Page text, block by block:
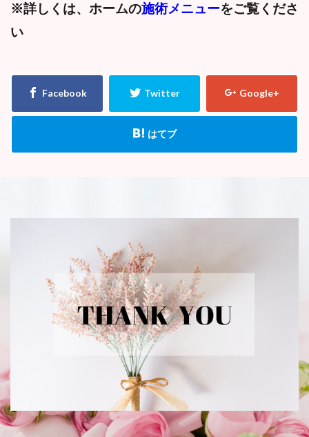
※詳しくは、ホームの施術メニューをご覧くださ
い